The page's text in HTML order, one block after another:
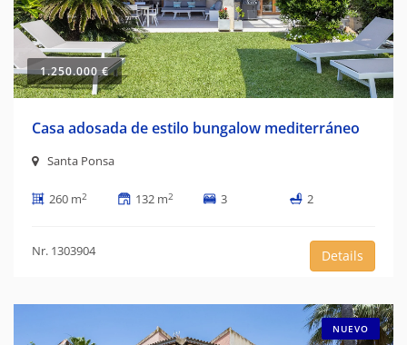
1.250.000 €
Casa adosada de estilo bungalow mediterráneo
Santa Ponsa
260 m2 132 m2 3 2
Nr. 1303904 Details
NUEVO